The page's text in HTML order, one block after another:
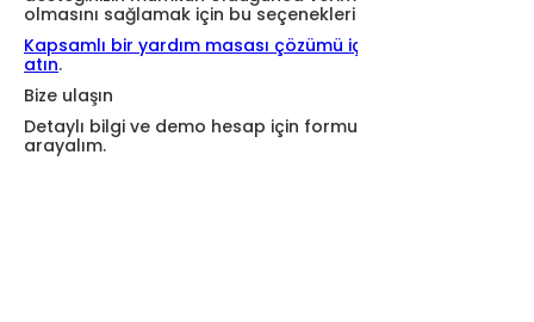
olmasını sağlamak için bu seçenekleri keşfedin.
Kapsamlı bir yardım masası çözümü için Grispi'ye göz
atın.
Bize ulaşın
Detaylı bilgi ve demo hesap için formu doldurun, biz sizi
arayalım.